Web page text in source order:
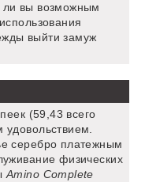
ли вы возможным
выйти замуж
(59,43 всего
удовольствием.
серебро платежным
физических
Amino Complete